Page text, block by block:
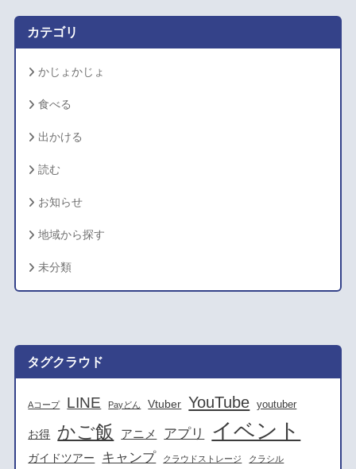
カテゴリ
かじょかじょ
食べる
出かける
読む
お知らせ
地域から探す
未分類
タグクラウド
Aコープ LINE Payどん Vtuber YouTube youtuber
お得 かご飯 アニメ アプリ イベント
ガイドツアー キャンプ クラウドストレージ クラシル